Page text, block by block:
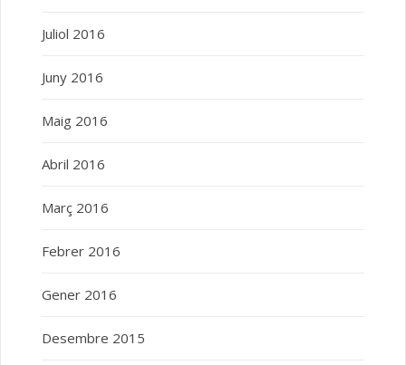
Juliol 2016
Juny 2016
Maig 2016
Abril 2016
Març 2016
Febrer 2016
Gener 2016
Desembre 2015